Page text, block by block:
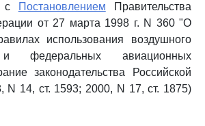
с Постановлением Правительства
от 27 марта 1998 г. N 360 "О
использования воздушного
и федеральных авиационных
законодательства Российской
N 14, ст. 1593; 2000, N 17, ст. 1875)